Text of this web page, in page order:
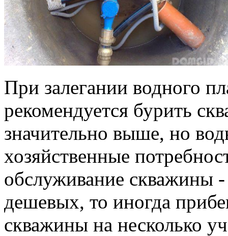
При залегании водного
рекомендуется бурить
значительно выше, но
хозяйственные
обслуживание скважины
дешевых, то иногда
скважины на несколько